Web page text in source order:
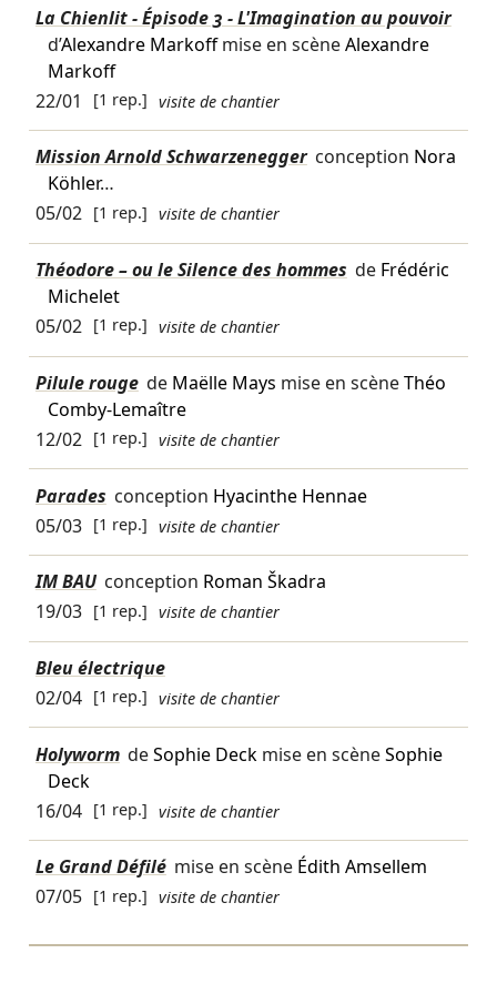
La Chienlit - Épisode 3 - L'Imagination au pouvoir
d’Alexandre Markoffmise en scèneAlexandre
Markoff
22/01
[1 rep.] visite de chantier
Mission Arnold Schwarzenegger conception Nora
Köhler…
05/02 [1 rep.] visite de chantier
Théodore – ou le Silence des hommes de Frédéric
Michelet
05/02 [1 rep.] visite de chantier
Pilule rouge de Maëlle Mays mise en scèneThéo
Comby-Lemaître
12/02 [1 rep.] visite de chantier
Parades conception Hyacinthe Hennae
05/03 [1 rep.] visite de chantier
IM BAU conception Roman Škadra
19/03 [1 rep.] visite de chantier
Bleu électrique
02/04 [1 rep.] visite de chantier
Holyworm deSophie Deckmise en scèneSophie
Deck
16/04 [1 rep.] visite de chantier
Le Grand Défilé mise en scène Édith Amsellem
07/05 [1 rep.] visite de chantier